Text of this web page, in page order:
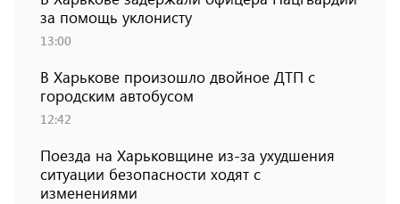
за помощь уклонисту
13:00
В Харькове произошло двойное ДТП с
городским автобусом
12:42
Поезда на Харьковщине из-за ухудшения
ситуации безопасности ходят с
изменениями